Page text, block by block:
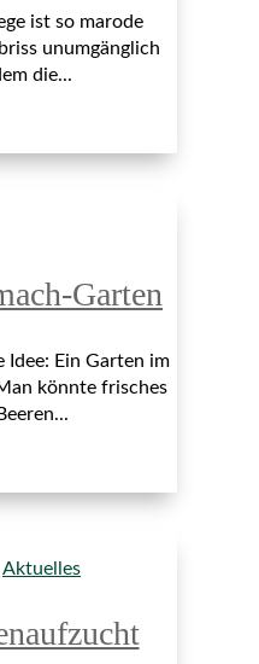
ist so marode
unumgänglich
die...
Garten
Idee: Ein Garten im
könnte frisches
Aktuelles